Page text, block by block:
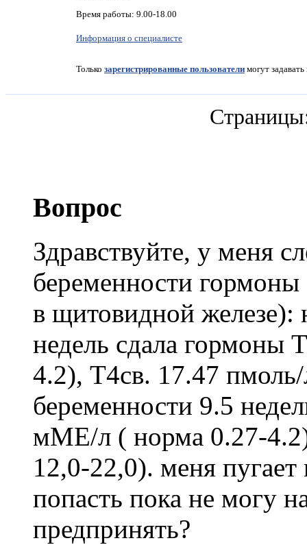
Время работы: 9.00-18.00
Информация о специалисте
Только зарегистрированные пользователи могут
Вопрос
Здравствуйте, у меня
беременности гормоны
в щитовидной железе):
недель сдала
4.2), Т4св. 17.47
беременности 9.5
мМЕ/л ( норма 0.27-
12,0-22,0). меня
попасть пока не могу
предпринять?